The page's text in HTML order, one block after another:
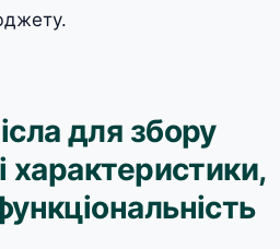
для збору
характеристики,